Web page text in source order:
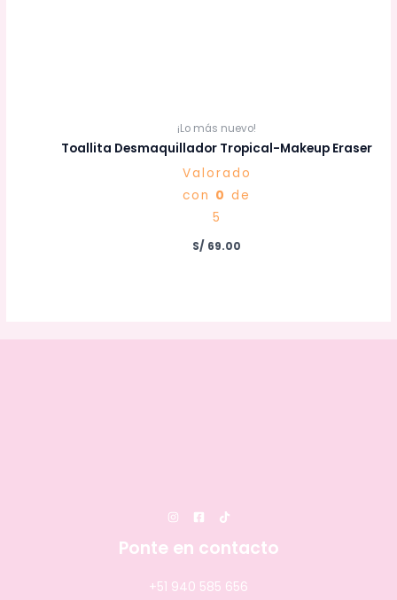
¡Lo más nuevo!
Toallita Desmaquillador Tropical-Makeup Eraser
Valorado
con 0 de
5
S/ 69.00
Ponte en contacto
+51 940 585 656